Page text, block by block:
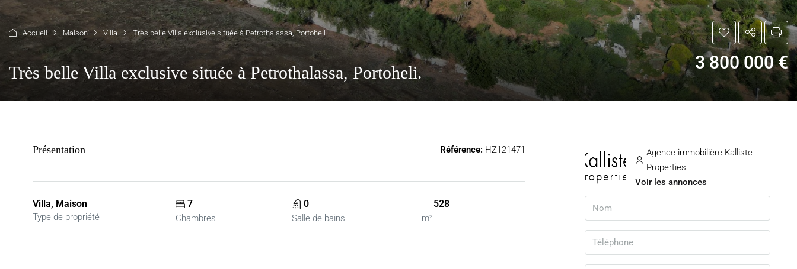
Accueil Maison Villa Très belle Villa exclusive située à Petrothalassa, Portoheli.
Très belle Villa exclusive située à Petrothalassa, Portoheli. 3 800 000 €
Présentation Référence: HZ121471
Villa, Maison
Type de propriété
7
Chambres
0
Salle de bains
528
m²
Agence immobilière Kalliste
Properties
Voir les annonces